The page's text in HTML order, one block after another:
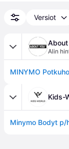
Versiot
About
Alin
Kids-